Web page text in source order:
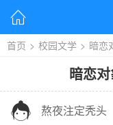

首页 > 校园文学 > 暗恋
暗恋
 熬夜注定秃头